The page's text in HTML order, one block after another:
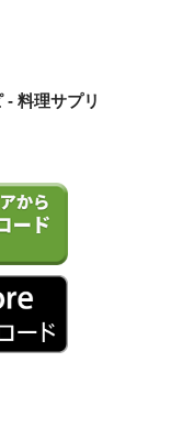
- 料理サプリ